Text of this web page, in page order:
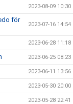
2023-08-09 10:30
för
2023-07-16 14:54
2023-06-28 11:18
2023-06-25 08:23
2023-06-11 13:56
2023-05-30 20:00
2023-05-28 22:41